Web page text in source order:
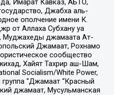
Имарат Кавказ, АБТО,
Джабха аль-
ополчение имени К.
от Аллаха Субхану уа
Муджахеды джамаата Ат-
Джамаат, Рохнамо
сообщество
Хайят Тахрир аш-Шам,
Socialism/White Power,
“Джамаат “Красный
джамаат, Мусульманская